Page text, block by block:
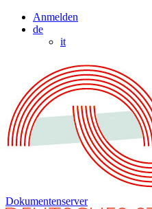
Anmelden
de
it
Dokumentenserver